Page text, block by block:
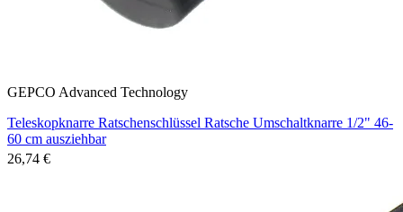
GEPCO Advanced Technology
Teleskopknarre Ratschenschlüssel Ratsche Umschaltknarre 1/2" 46-
60 cm ausziehbar
26,74 €